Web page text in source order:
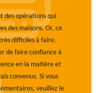
des opérations qui
des maisons. Or, ce
difficiles à faire.
de faire confiance à
en la matière et
convenus. Si vous
veuillez le